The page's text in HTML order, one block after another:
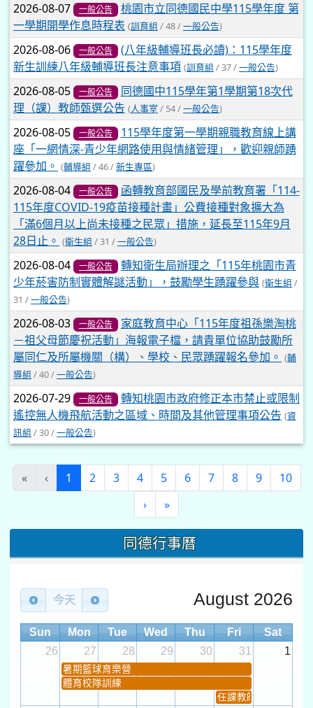
2026-08-07 一般公告
桃園市立同德國民中學115學年度 第
一學期開學作息時程表 (訓育組 / 48 /一般公告)
2026-08-06 一般公告
(八年級輔導班長必讀)：115學年度
新生訓練八年級輔導班長注意事項 (訓育組 / 37 /一般公告)
2026-08-05 一般公告
同德國中115學年第1學期第18次代
理（課）教師甄選公告 (人事室 / 54 /一般公告)
2026-08-05 一般公告
115學年度第一學期親職教育線上講
座「一網情深-青少年網路使用與情緒管理」，歡迎親師踴
躍參加。 (輔導組 / 46 /新生專區)
2026-08-04 一般公告
函轉教育部國民及學前教育署「114-
115年度COVID-19疫苗接種計畫」公費接種對象擴大為
「滿6個月以上尚未接種之民眾」措施，延長至115年9月
28日止。 (衛生組 / 31 /一般公告)
2026-08-04 一般公告
轉知衛生局辦理之「115年桃園市青
少年菸害防制實體解謎活動」，鼓勵學生踴躍參與 (衛生組 /
31 /一般公告)
2026-08-03 一般公告
家庭教育中心「115年度祖孫樂淘桃
－祖父母節慶祝活動」海報電子檔，請貴單位協助鼓勵所
屬同仁及所屬機關（構）、學校、民眾踴躍報名參加。 (輔
導組 / 40 /一般公告)
2026-07-29 一般公告
轉知桃園市政府修正本市禁止或限制
遙控無人機飛航活動之區域、時間及其他管理事項公告 (資
訊組 / 30 /一般公告)
« ‹ 1 (current)
2 3 4 5 6 7 8 9
10
›
»
同德行事曆
今天 August 2026
Sun Mon Tue Wed Thu Fri
Sat
26
27 28 29 30 31 1
暑期籃球育樂營
體育校隊訓練
任課教師抽籤